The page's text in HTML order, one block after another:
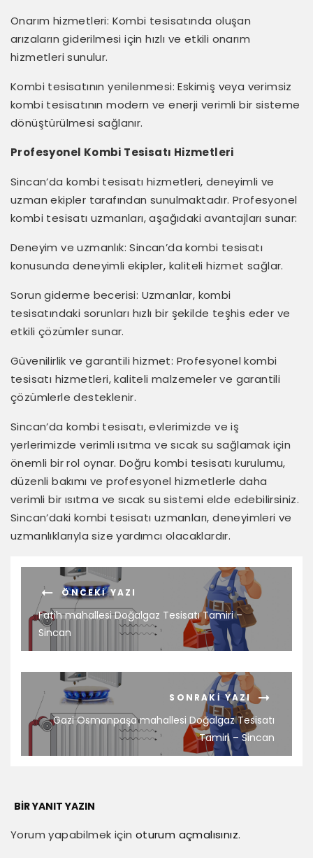
Onarım hizmetleri: Kombi tesisatında oluşan
arızaların giderilmesi için hızlı ve etkili onarım
hizmetleri sunulur.
Kombi tesisatının yenilenmesi: Eskimiş veya verimsiz
kombi tesisatının modern ve enerji verimli bir sisteme
dönüştürülmesi sağlanır.
Profesyonel Kombi Tesisatı Hizmetleri
Sincan’da kombi tesisatı hizmetleri, deneyimli ve
uzman ekipler tarafından sunulmaktadır. Profesyonel
kombi tesisatı uzmanları, aşağıdaki avantajları sunar:
Deneyim ve uzmanlık: Sincan’da kombi tesisatı
konusunda deneyimli ekipler, kaliteli hizmet sağlar.
Sorun giderme becerisi: Uzmanlar, kombi
tesisatındaki sorunları hızlı bir şekilde teşhis eder ve
etkili çözümler sunar.
Güvenilirlik ve garantili hizmet: Profesyonel kombi
tesisatı hizmetleri, kaliteli malzemeler ve garantili
çözümlerle desteklenir.
Sincan’da kombi tesisatı, evlerimizde ve iş
yerlerimizde verimli ısıtma ve sıcak su sağlamak için
önemli bir rol oynar. Doğru kombi tesisatı kurulumu,
düzenli bakımı ve profesyonel hizmetlerle daha
verimli bir ısıtma ve sıcak su sistemi elde edebilirsiniz.
Sincan’daki kombi tesisatı uzmanları, deneyimleri ve
uzmanlıklarıyla size yardımcı olacaklardır.
ÖNCEKI YAZI
Fatih mahallesi Doğalgaz Tesisatı Tamiri –
Sincan
SONRAKI YAZI
Gazi Osmanpaşa mahallesi Doğalgaz Tesisatı
Tamiri – Sincan
BIR YANIT YAZIN
Yorum yapabilmek için oturum açmalısınız.